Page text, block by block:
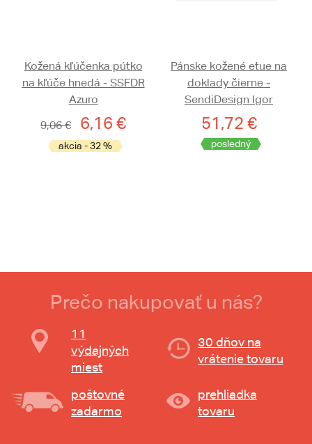
Kožená kľúčenka pútko
na kľúče hnedá - SSFDR
Azuro
9,06 €
6,16 €
akcia - 32 %
Pánske kožené etue na
doklady čierne -
SendiDesign Igor
51,72 €
posledný
Prečo nakupovať u nás?
11
výdajných
miest
30 dňov na
vrátenie tovaru
poštovné
zadarmo
prehliadka
tovaru